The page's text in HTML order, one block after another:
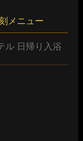
メニュー
ル 日帰り入浴